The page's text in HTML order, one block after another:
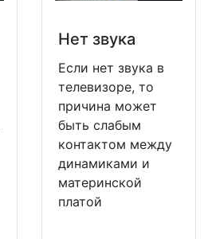
Нет звука
Если нет звука в
телевизоре, то
причина может
быть слабым
контактом между
динамиками и
материнской
платой